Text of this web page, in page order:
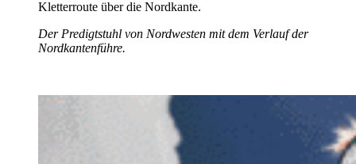
Der Predigtstuhl von Nordwesten mit dem Verlauf der
Nordkantenführe.